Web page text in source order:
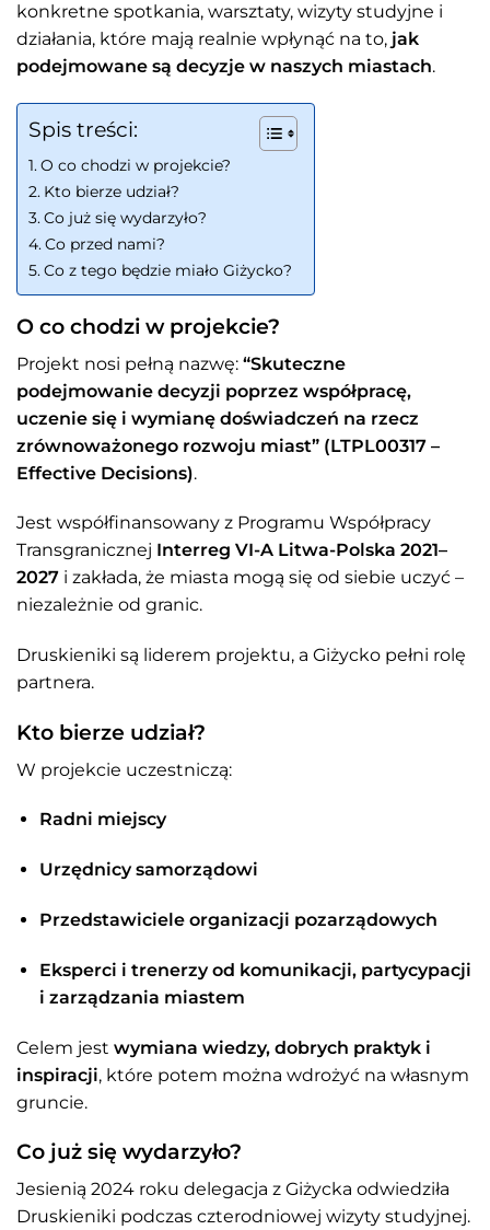
konkretne spotkania, warsztaty, wizyty studyjne i
działania, które mają realnie wpłynąć na to, jak
podejmowane są decyzje w naszych miastach.
Spis treści:
O co chodzi w projekcie?
Kto bierze udział?
Co już się wydarzyło?
Co przed nami?
Co z tego będzie miało Giżycko?
O co chodzi w projekcie?
Projekt nosi pełną nazwę: “Skuteczne
podejmowanie decyzji poprzez współpracę,
uczenie się i wymianę doświadczeń na rzecz
zrównoważonego rozwoju miast” (LTPL00317 –
Effective Decisions).
Jest współfinansowany z Programu Współpracy
Transgranicznej Interreg VI-A Litwa-Polska 2021–
2027 i zakłada, że miasta mogą się od siebie uczyć –
niezależnie od granic.
Druskieniki są liderem projektu, a Giżycko pełni rolę
partnera.
Kto bierze udział?
W projekcie uczestniczą:
Radni miejscy
Urzędnicy samorządowi
Przedstawiciele organizacji pozarządowych
Eksperci i trenerzy od komunikacji, partycypacji
i zarządzania miastem
Celem jest wymiana wiedzy, dobrych praktyk i
inspiracji, które potem można wdrożyć na własnym
gruncie.
Co już się wydarzyło?
Jesienią 2024 roku delegacja z Giżycka odwiedziła
Druskieniki podczas czterodniowej wizyty studyjnej.